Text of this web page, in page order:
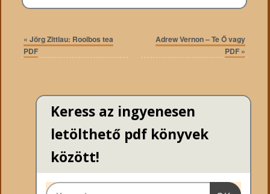
« Jörg Zittlau: Rooibos tea
PDF
Adrew Vernon – Te Ő vagy
PDF »
Keress az ingyenesen
letölthető pdf könyvek
között!